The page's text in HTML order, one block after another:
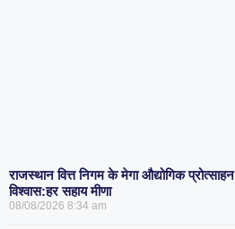
राजस्थान वित्त निगम के मेगा औद्योगिक
विश्वास:हर सहाय मीणा
08/08/2026 8:34 am